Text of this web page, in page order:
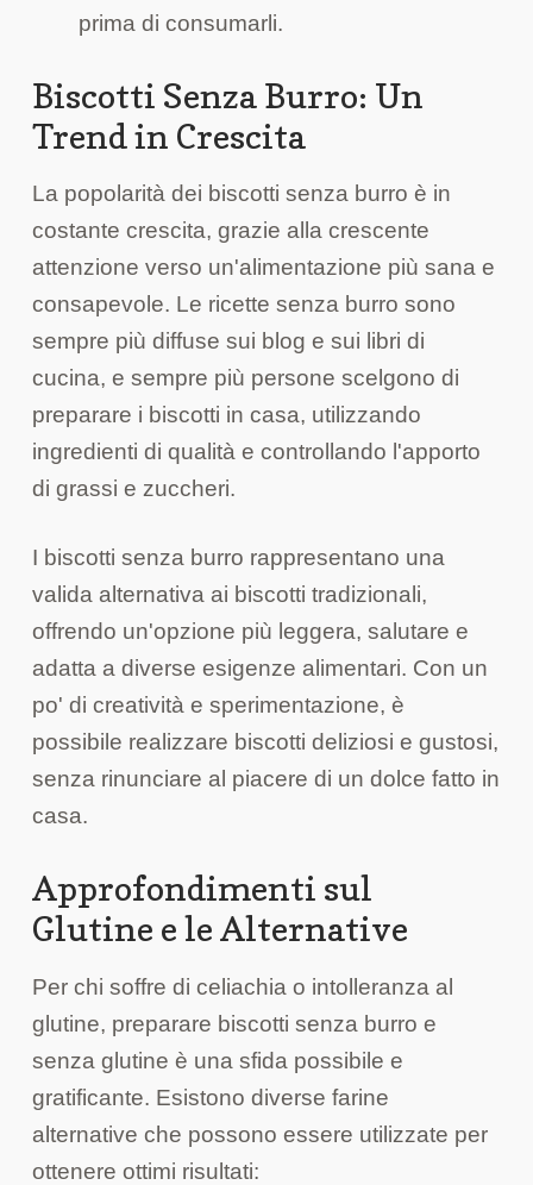
prima di consumarli.
Biscotti Senza Burro: Un
Trend in Crescita
La popolarità dei biscotti senza burro è in
costante crescita, grazie alla crescente
attenzione verso un'alimentazione più sana e
consapevole. Le ricette senza burro sono
sempre più diffuse sui blog e sui libri di
cucina, e sempre più persone scelgono di
preparare i biscotti in casa, utilizzando
ingredienti di qualità e controllando l'apporto
di grassi e zuccheri.
I biscotti senza burro rappresentano una
valida alternativa ai biscotti tradizionali,
offrendo un'opzione più leggera, salutare e
adatta a diverse esigenze alimentari. Con un
po' di creatività e sperimentazione, è
possibile realizzare biscotti deliziosi e gustosi,
senza rinunciare al piacere di un dolce fatto in
casa.
Approfondimenti sul
Glutine e le Alternative
Per chi soffre di celiachia o intolleranza al
glutine, preparare biscotti senza burro e
senza glutine è una sfida possibile e
gratificante. Esistono diverse farine
alternative che possono essere utilizzate per
ottenere ottimi risultati: